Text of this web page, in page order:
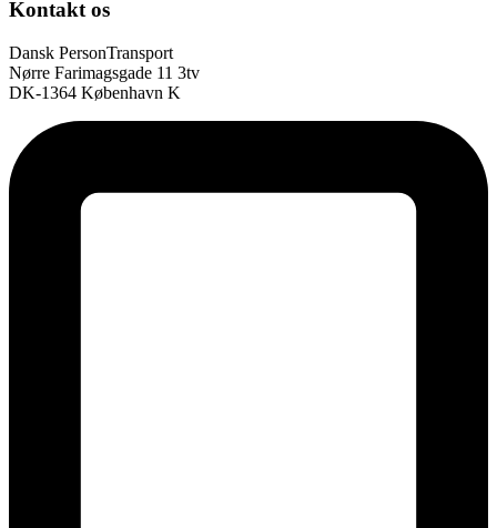
Kontakt os
Dansk PersonTransport
Nørre Farimagsgade 11 3tv
DK-1364 København K